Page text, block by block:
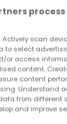
kaufen in
in
Suche und
erneut
scan
to select
or access
content.
content
Understand
from different
and improve